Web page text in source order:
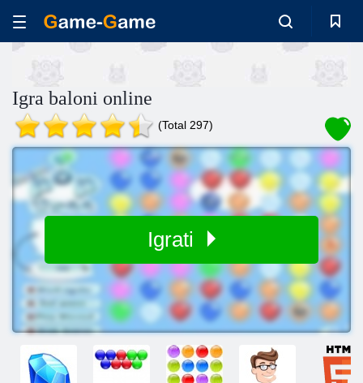
Igra baloni online
(Total 297)
Igrati